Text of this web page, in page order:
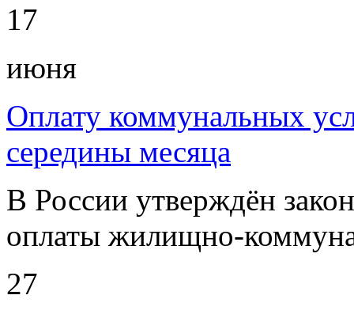
17
июня
Оплату коммунальных
середины месяца
В России утверждён
оплаты жилищно-
27